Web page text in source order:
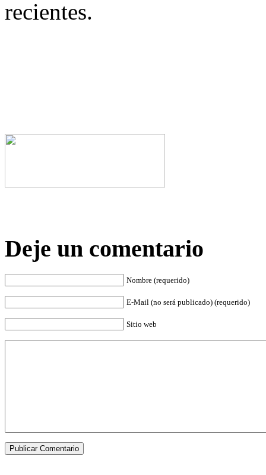
recientes.
Deje un comentario
Nombre (requerido)
E-Mail (no será publicado) (requerido)
Sitio web